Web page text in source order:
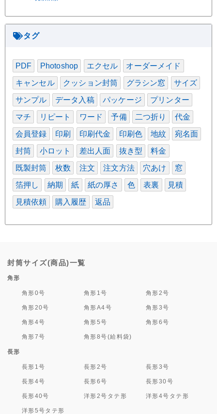
タグ
PDF Photoshop エクセル オーダーメイド
キャンセル クッション封筒 グラシン窓 サイズ
サンプル データ入稿 パッケージ プリンター
マチ リピート ワード 予備 二つ折り 代金
会員登録 印刷 印刷代金 印刷色 地紋 宛名面
封筒 小ロット 差出人面 抜き型 料金
既製封筒 枚数 注文 注文方法 穴あけ 窓
箔押し 納期 紙 紙の厚さ 色 表裏 見積
見積依頼 購入履歴 返品
封筒サイズ(商品)一覧
角形
角形0号 角形1号 角形2号
角形20号 角形A4号 角形3号
角形4号 角形5号 角形6号
角形7号 角形8号(給料袋)
長形
長形1号 長形2号 長形3号
長形4号 長形6号 長形30号
長形40号 洋形2号タテ形 洋形4号タテ形
洋形5号タテ形